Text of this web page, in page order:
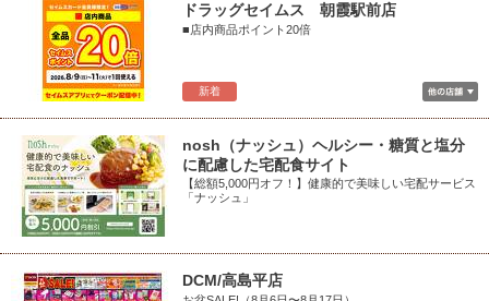
新着
ドラッグセイムス 朝霞駅前店
■店内商品ポイント20倍
nosh（ナッシュ）ヘルシー・糖質と塩分
に配慮した宅配食サイト
【総額5,000円オフ！】健康的で美味しい宅配サービス
「ナッシュ」
DCM/高島平店